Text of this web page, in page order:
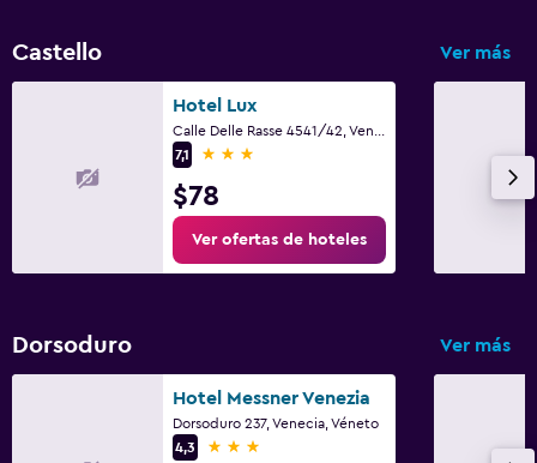
Castello Ver más
Hotel Lux
7,1
3 estrellas
$78
Ver ofertas de hoteles
Dorsoduro Ver más
Hotel Messner Venezia
Dorsoduro 237, Venecia, Véneto
4,3
3 estrellas